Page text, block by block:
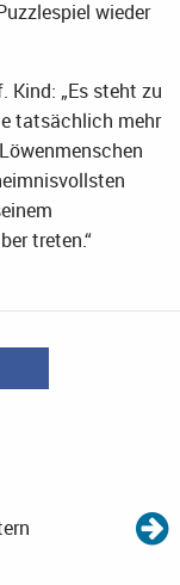
wieder
Kind: „Es steht zu
tatsächlich mehr
treten.“